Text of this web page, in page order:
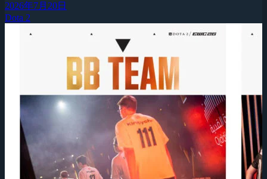
2026年7月20日
Dota 2